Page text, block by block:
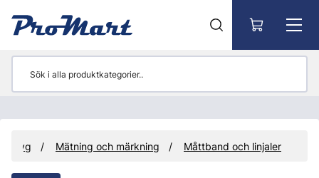
Mätning och märkning Måttband och linjaler